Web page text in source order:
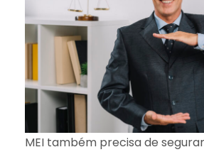
MEI também precisa de